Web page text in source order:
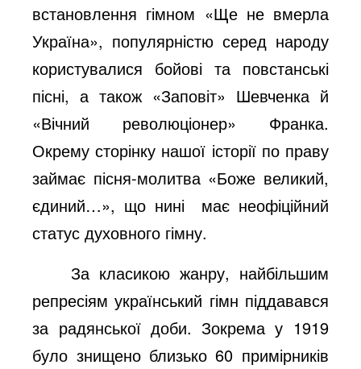
встановлення гімном «Ще не вмерла
Україна», популярністю серед народу
користувалися бойові та повстанські
пісні, а також «Заповіт» Шевченка й
«Вічний революціонер» Франка.
Окрему сторінку нашої історії по праву
займає пісня-молитва «Боже великий,
єдиний…», що нині
має неофіційний
статус духовного гімну.
За класикою жанру, найбільшим
репресіям український гімн піддавався
за радянської доби. Зокрема у 1919
було знищено близько 60 примірників